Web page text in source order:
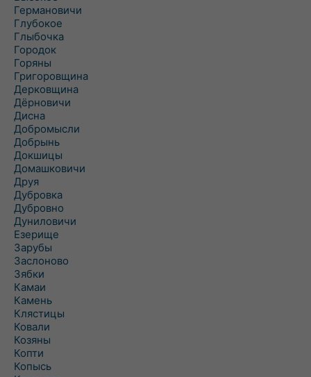
Германовичи
Глубокое
Глыбочка
Городок
Горяны
Григоровщина
Дерковщина
Дёрновичи
Дисна
Добромысли
Добрынь
Докшицы
Домашковичи
Друя
Дубровка
Дубровно
Дуниловичи
Езерище
Зарубы
Заслоново
Зябки
Камаи
Камень
Клястицы
Ковали
Козяны
Копти
Копысь